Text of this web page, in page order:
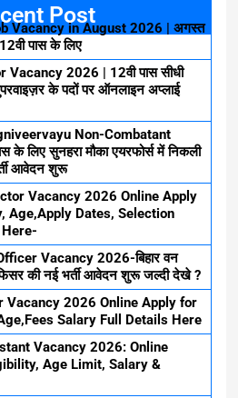
Post
Vacancy in August 2026 | अगस्त
पास के लिए
2026 | 12वी पास सीधी
के पदों पर ऑनलाइन अप्लाई
Non-Combatant
लिए सुनहरा मौका एयरफोर्स में निकली
आवेदन शुरू
Vacancy 2026 Online Apply
Age,Apply Dates, Selection
Vacancy 2026-बिहार वन
की नई भर्ती आवेदन शुरू जल्दी देखे ?
Vacancy 2026 Online Apply for
Salary Full Details Here
Vacancy 2026: Online
Age Limit, Salary &